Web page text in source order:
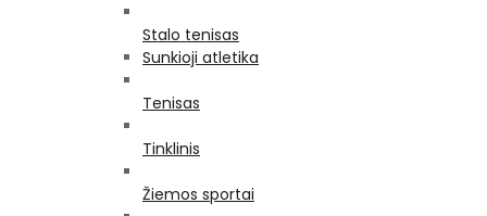
Stalo tenisas
Sunkioji atletika
Tenisas
Tinklinis
Žiemos sportai